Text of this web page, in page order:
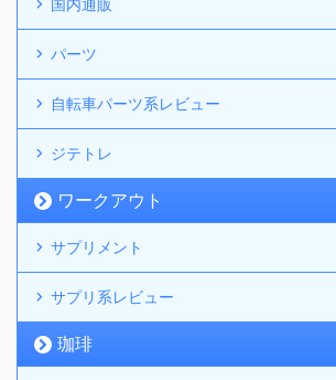
国内通販
パーツ
自転車パーツ系レビュー
ジテトレ
ワークアウト
サプリメント
サプリ系レビュー
珈琲